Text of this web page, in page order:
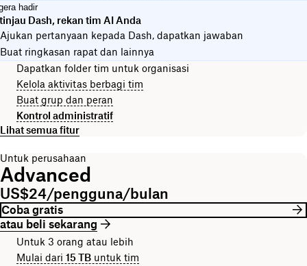
hadir
Dash, rekan tim AI Anda
Ajukan pertanyaan kepada Dash, dapatkan jawaban
Buat ringkasan rapat dan lainnya
Dapatkan folder tim untuk organisasi
Kelola aktivitas berbagi tim
Buat grup dan peran
Kontrol administratif
Lihat semua fitur
Untuk perusahaan
Advanced
US$24/pengguna/bulan
Coba gratis
atau beli sekarang
Untuk 3 orang atau lebih
Mulai dari 15 TB untuk tim